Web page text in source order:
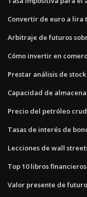
Convertir de euro a lira
Arbitraje de futuros
Cómo invertir en
Prestar análisis de
Capacidad de
Precio del petróleo
Tasas de interés de
Lecciones de wall
Top 10 libros financieros
Valor presente de